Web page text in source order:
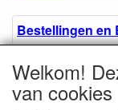
Bestellingen en
Algemene
Welkom!
van cookies